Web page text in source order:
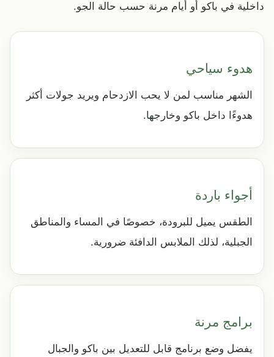
داخلية في باكو أو أيام مرنة حسب حالة الجو.
هدوء سياحي
الشهر مناسب لمن لا يحب الازدحام ويريد جولات أكثر
هدوءًا داخل باكو وخارجها.
أجواء باردة
الطقس يميل للبرودة، خصوصًا في المساء والمناطق
الجبلية، لذلك الملابس الدافئة ضرورية.
برامج مرنة
يفضل وضع برنامج قابل للتعديل بين باكو والجبال